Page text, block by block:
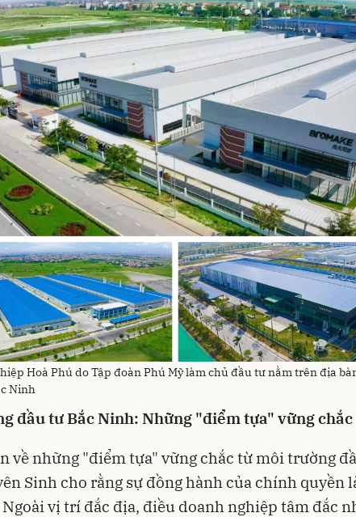
Hoà Phú do Tập đoàn Phú Mỹ làm chủ đầu tư nằm trên địa
Ninh
đầu tư Bắc Ninh: Những "điểm tựa" vững chắc
về những "điểm tựa" vững chắc từ môi trường
Sinh cho rằng sự đồng hành của chính quyền
vị trí đắc địa, điều doanh nghiệp tâm đắc